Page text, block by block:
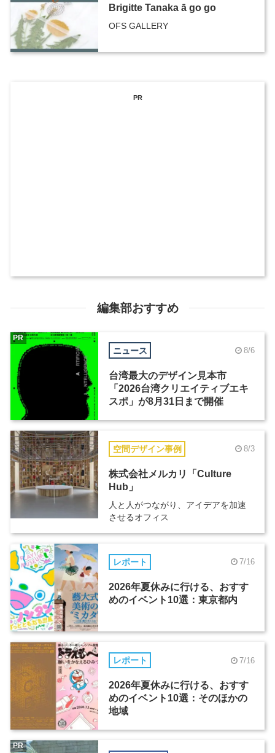
Brigitte Tanaka ā go go
OFS GALLERY
PR
編集部おすすめ
ニュース 8/6
台湾最大のデザイン見本市
「2026台湾クリエイティブエキ
スポ」が8月31日まで開催
PR
空間デザイン事例 8/3
株式会社メルカリ「Culture
Hub」
人と人がつながり、アイデアを加速
させるオフィス
レポート 7/16
2026年夏休みに行ける、おすす
めのイベント10選：東京都内
レポート 7/16
2026年夏休みに行ける、おすす
めのイベント10選：そのほかの
地域
PR